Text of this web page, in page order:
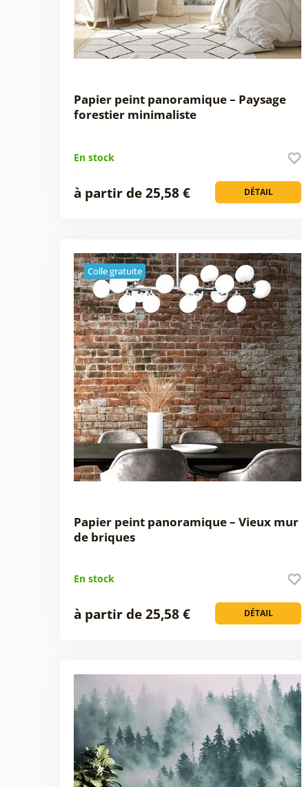
Papier peint panoramique – Paysage
forestier minimaliste
En stock
DÉTAIL
à partir de 25,58 €
Colle gratuite
Papier peint panoramique – Vieux mur
de briques
En stock
DÉTAIL
à partir de 25,58 €